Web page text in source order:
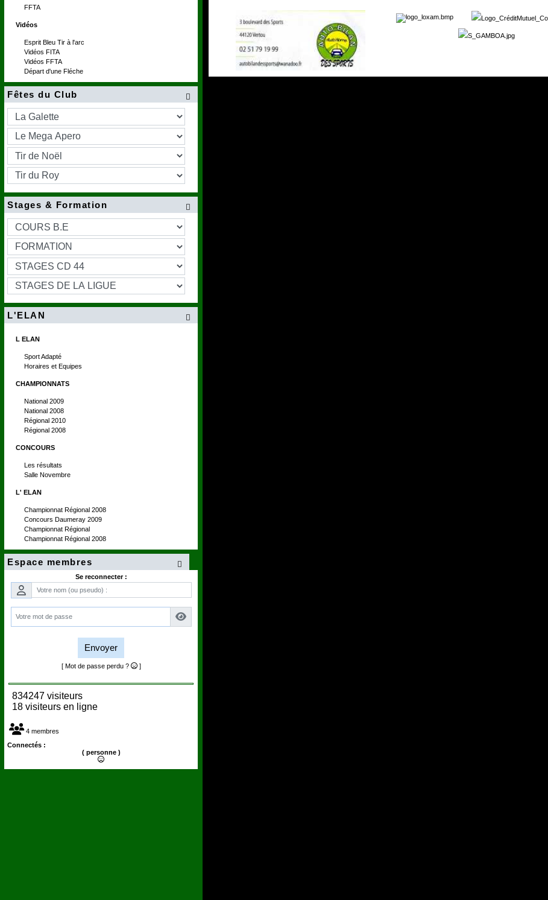
FFTA
Vidéos
Esprit Bleu Tir à l'arc
Vidéos FITA
Vidéos FFTA
Départ d'une Fléche

Fêtes du Club

Stages & Formation

L'ELAN
L ELAN
Sport Adapté
Horaires et Equipes
CHAMPIONNATS
National 2009
National 2008
Régional 2010
Régional 2008
CONCOURS
Les résultats
Salle Novembre
L' ELAN
Championnat Régional 2008
Concours Daumeray 2009
Championnat Régional
Championnat Régional 2008

Espace membres
Se reconnecter :
Envoyer
[ Mot de passe perdu ? ]
834247 visiteurs
18 visiteurs en ligne
4 membres
Connectés :
( personne )